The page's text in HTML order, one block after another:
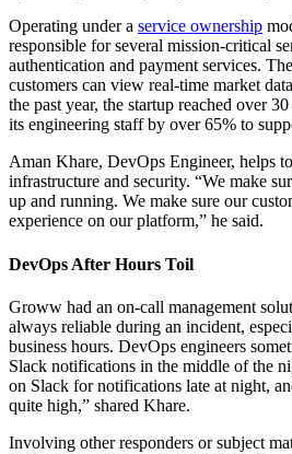
Operating under a service ownership
responsible for several mission-critical
authentication and payment services.
customers can view real-time market
the past year, the startup reached over
its engineering staff by over 65% to
Aman Khare, DevOps Engineer, helps
infrastructure and security. “We make
up and running. We make sure our
experience on our platform,” he said.
DevOps After Hours Toil
Groww had an on-call management
always reliable during an incident,
business hours. DevOps engineers
Slack notifications in the middle of the
on Slack for notifications late at night,
quite high,” shared Khare.
Involving other responders or subject